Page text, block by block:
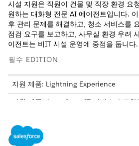
시설 지원은 직원이 건물 및 직장 환경 요
원하는 대화형 전문 AI 에이전트입니다.
후 관리 문제를 해결하고, 청소 서비스를
점검 요구를 보고하고, 사무실 환경 우려
이전트는 비IT 시설 운영에 중점을 둡니다.
필수 EDITION
지원 제품: Lightning Experience
지원 제품: Agentforce IT 서비스가 포함
서비스 카탈로그 항목